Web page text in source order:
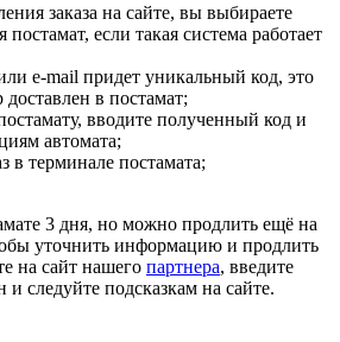
заказа на сайте, вы выбираете
если такая система работает
e-mail придет уникальный код, это
доставлен в постамат;
вводите полученный код и
автомата;
в терминале постамата;
3 дня, но можно продлить ещё на
уточнить информацию и продлить
на сайт нашего партнера, введите
и следуйте подсказкам на сайте.